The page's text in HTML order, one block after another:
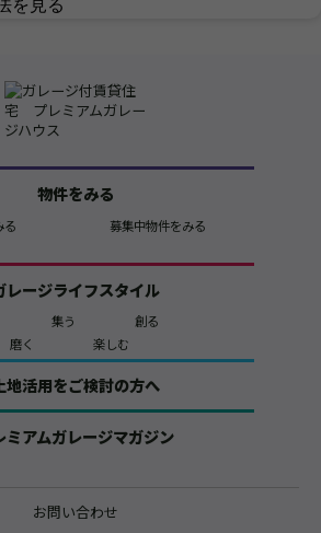
を見る
物件をみる
る
募集中物件をみる
レージライフスタイル
集う
創る
磨く
楽しむ
地活用をご検討の方へ
ミアムガレージマガジン
お問い合わせ